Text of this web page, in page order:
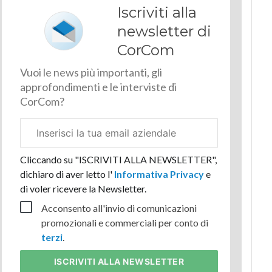
Iscriviti alla
newsletter di
CorCom
Vuoi le news più importanti, gli
approfondimenti e le interviste di
CorCom?
aziendale
Cliccando su "ISCRIVITI ALLA NEWSLETTER",
dichiaro di aver letto l'Informativa Privacye
di voler ricevere la Newsletter.
Acconsento all'invio di comunicazioni
promozionali e commerciali per conto di
terzi.
ISCRIVITI ALLA NEWSLETTER